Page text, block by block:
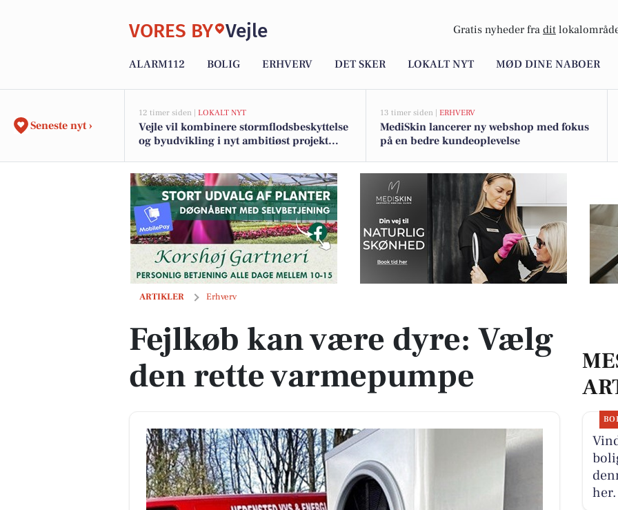
VORES BY Vejle Gratis nyheder fra dit
ALARM112 BOLIG ERHVERV DET SKER LOKALT NYT MØD DINE NABOER
Seneste nyt ›
12 timer siden | LOKALT NYT
Vejle vil kombinere stormflodsbeskyttelse
og byudvikling i nyt ambitiøst projekt
13 timer siden | ERHVERV
MediSkin lancerer ny webshop med fokus
på en bedre kundeoplevelse
ARTIKLER Erhverv
Fejlkøb kan være dyre: Vælg den rette varmepumpe
Fejlkøb kan være dyre: Vælg
den rette varmepumpe
her.